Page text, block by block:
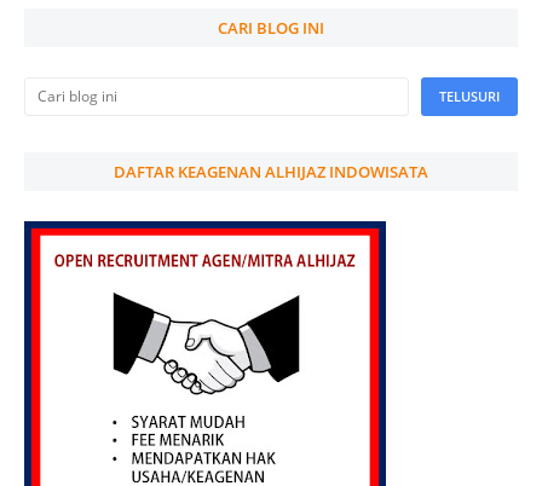
CARI BLOG INI
DAFTAR KEAGENAN ALHIJAZ INDOWISATA